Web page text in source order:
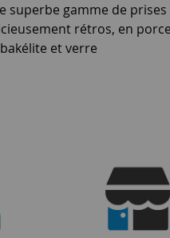
superbe gamme de prises
rétros, en
bakélite et verre